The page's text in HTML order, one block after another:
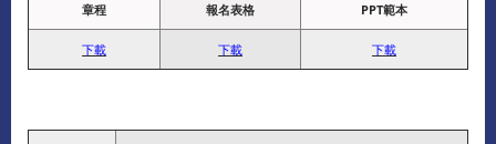
章程 報名表格 PPT範本
下載 下載 下載